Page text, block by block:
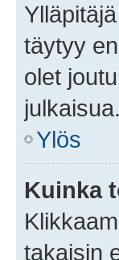
täytyy
olet
Ylös
Kuinka
takaisin